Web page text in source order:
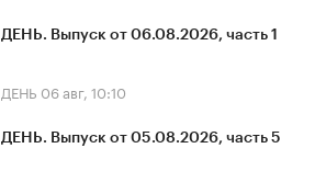
ДЕНЬ. Выпуск от 06.08.2026, часть 1
ДЕНЬ 06 авг, 10:10
ДЕНЬ. Выпуск от 05.08.2026, часть 5